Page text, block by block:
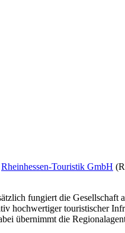
Rheinhessen-Touristik GmbH
fungiert die
hochwertiger touristischer
übernimmt die